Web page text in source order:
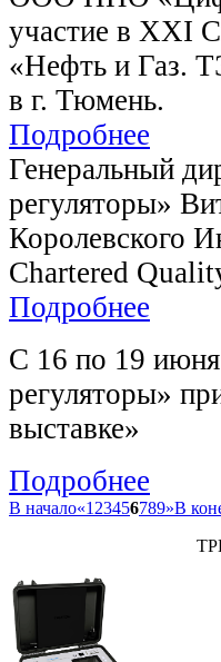
участие в ХXI
«Нефть и Газ.
в г. Тюмень.
Подробнее
Генеральный
регуляторы»
Королевского
Chartered
Подробнее
C 16 по 19
регуляторы»
выставке»
Подробнее
В начало«1 23456789»В